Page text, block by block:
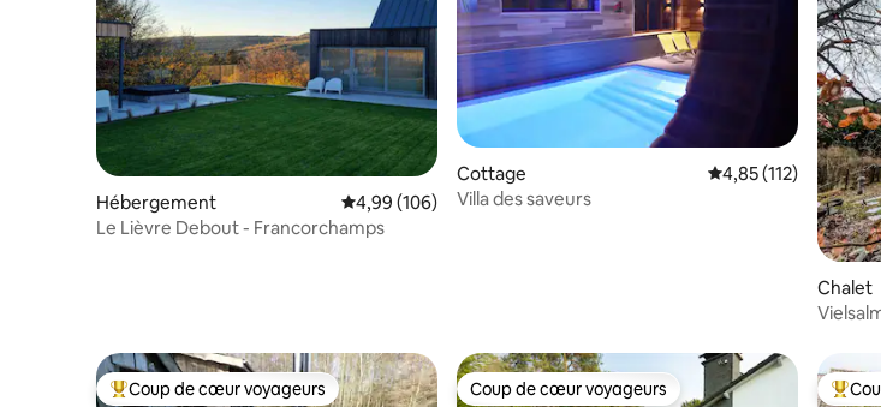
Hébergement Évaluation moyenne sur la base de 106 commentaires : 4,99 sur 5
4,99 (106)
Le Lièvre Debout - Francorchamps
Cottage Évaluation moyenne
4,85 (112)
Villa des saveurs
Chalet
Coups de cœur voyageurs les plus appréciés
Coup de cœur voyageurs Coup de cœur voyageurs
Coup de cœur voyageurs